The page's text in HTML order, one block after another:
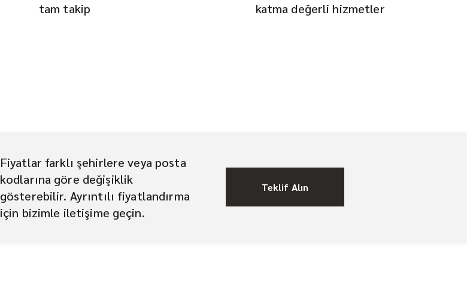
tam takip
katma değerli hizmetler
Fiyatlar farklı şehirlere veya posta
kodlarına göre değişiklik
gösterebilir. Ayrıntılı fiyatlandırma
için bizimle iletişime geçin.
Teklif Alın